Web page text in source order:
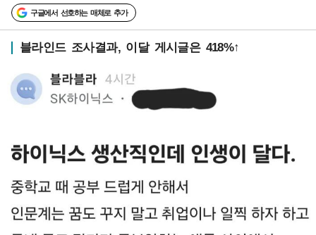
구글에서 선호하는 매체로 추가
블라인드 조사결과, 이달 게시글은 418%↑